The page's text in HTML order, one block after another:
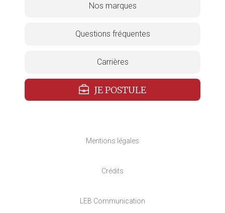
Nos marques
Questions fréquentes
Carrières
JE POSTULE
Mentions légales
Crédits
LEB Communication